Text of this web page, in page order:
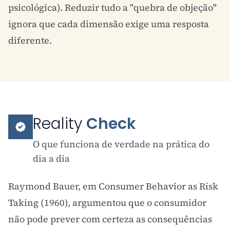
psicológica). Reduzir tudo a "quebra de objeção"
ignora que cada dimensão exige uma resposta
diferente.
Reality Check
O que funciona de verdade na prática do
dia a dia
Raymond Bauer, em Consumer Behavior as Risk
Taking (1960), argumentou que o consumidor
não pode prever com certeza as consequências